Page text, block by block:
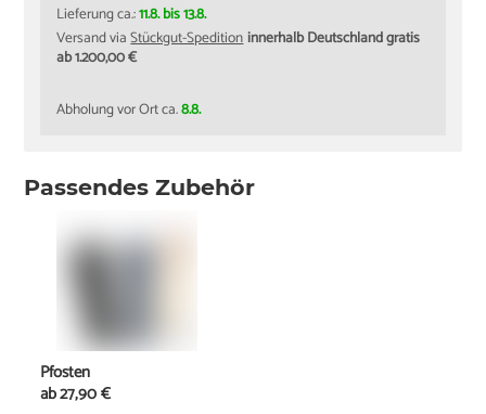
Lieferung ca.:11.8. bis 13.8.
Versand viaStückgut-Speditioninnerhalb Deutschland gratis
ab 1.200,00 €
Abholung vor Ort ca.8.8.
Passendes Zubehör
Pfosten
ab27,90 €